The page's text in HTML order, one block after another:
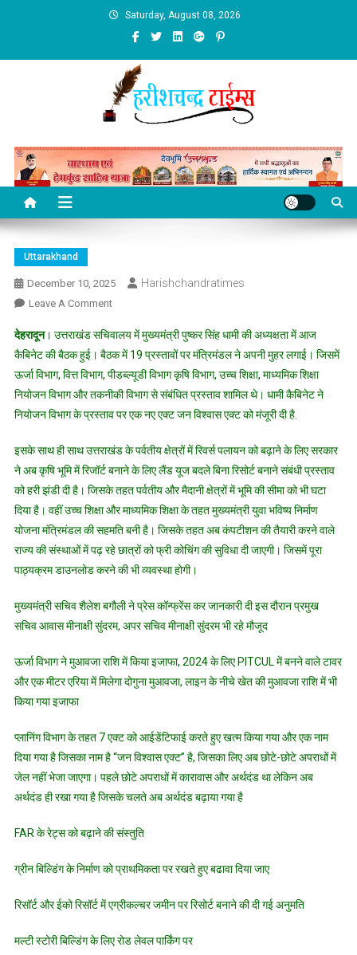
Saturday, August 08, 2026
Uttarakhand
December 10, 2025 Harishchandratimes
Leave A CommentOn
देहरादून। उत्तराखंड सचिवालय में मुख्यमंत्री पुष्कर सिंह धामी की अध्यक्षता में आज
कैबिनेट की बैठक हुई। बैठक में 19 प्रस्तावों पर मंत्रिमंडल ने अपनी मुहर लगाई। जिसमें
ऊर्जा विभाग, वित्त विभाग, पीडब्ल्यूडी विभाग कृषि विभाग, उच्च शिक्षा, माध्यमिक शिक्षा
नियोजन विभाग और तकनीकी विभाग से संबंधित प्रस्ताव शामिल थे। धामी कैबिनेट ने
नियोजन विभाग के प्रस्ताव पर एक नए एक्ट जन विश्वास एक्ट को मंजूरी दी है.
इसके साथ ही साथ उत्तराखंड के पर्वतीय क्षेत्रों में रिवर्स पलायन को बढ़ाने के लिए सरकार
ने अब कृषि भूमि में रिजॉर्ट बनाने के लिए लैंड यूज बदले बिना रिसोर्ट बनाने संबंधी प्रस्ताव
को हरी झंडी दी है। जिसके तहत पर्वतीय और मैदानी क्षेत्रों में भूमि की सीमा को भी घटा
दिया है। वहीं उच्च शिक्षा और माध्यमिक शिक्षा के तहत मुख्यमंत्री युवा भविष्य निर्माण
योजना मंत्रिमंडल की सहमति बनी है। जिसके तहत अब कंपटीशन की तैयारी करने वाले
राज्य की संस्थाओं में पढ़ रहे छात्रों को फ्री कोचिंग की सुविधा दी जाएगी। जिसमें पूरा
पाठ्यक्रम डाउनलोड करने की भी व्यवस्था होगी।
मुख्यमंत्री सचिव शैलेश बगौली ने प्रेस कॉन्फ्रेंस कर जानकारी दी इस दौरान प्रमुख
सचिव आवास मीनाक्षी सुंदरम, अपर सचिव मीनाक्षी सुंदरम भी रहे मौजूद
ऊर्जा विभाग ने मुआवजा राशि में किया इजाफा, 2024 के लिए PITCUL में बनने वाले टावर
और एक मीटर एरिया में मिलेगा दोगुना मुआवजा, लाइन के नीचे खेत की मुआवजा राशि में भी
किया गया इजाफा
प्लानिंग विभाग के तहत 7 एक्ट को आईडेंटिफाई करते हुए खत्म किया गया और एक नाम
दिया गया है जिसका नाम है “जन विश्वास एक्ट” है, जिसका लिए अब छोटे-छोटे अपराधों में
जेल नहीं भेजा जाएगा। पहले छोटे अपराधों में कारावास और अर्थदंड था लेकिन अब
अर्थदंड ही रखा गया है जिसके चलते अब अर्थदंड बढ़ाया गया है
FAR के रेट्स को बढ़ाने की संस्तुति
ग्रीन बिल्डिंग के निर्माण को प्राथमिकता पर रखते हुए बढावा दिया जाए
रिसॉर्ट और ईको रिसॉर्ट में एग्रीकल्चर जमीन पर रिसोर्ट बनाने की दी गई अनुमति
मल्टी स्टोरी बिल्डिंग के लिए रोड लेवल पार्किंग पर